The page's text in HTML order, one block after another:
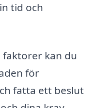
tid och
faktorer kan du
för
fatta ett beslut